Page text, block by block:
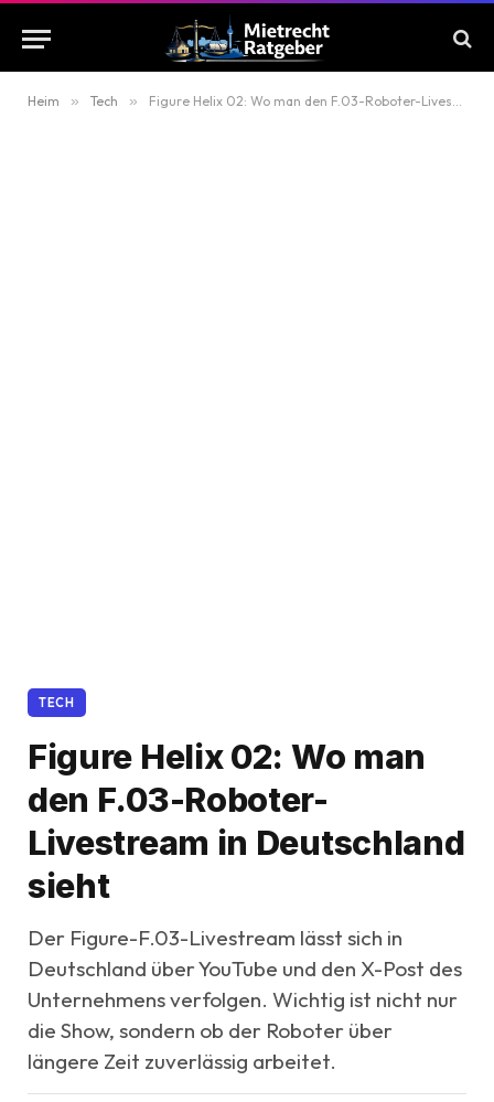
Heim » Tech » Figure Helix 02: Wo man den F.03-Roboter-Livestream in Deutschland sieht
TECH
Figure Helix 02: Wo man
den F.03-Roboter-
Livestream in Deutschland
sieht
Der Figure-F.03-Livestream lässt sich in
Deutschland über YouTube und den X-Post des
Unternehmens verfolgen. Wichtig ist nicht nur
die Show, sondern ob der Roboter über
längere Zeit zuverlässig arbeitet.